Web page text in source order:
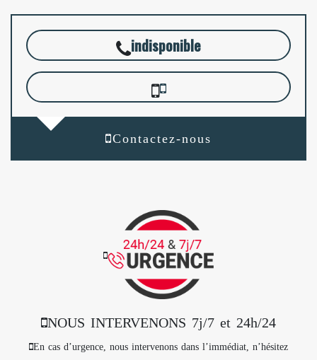
indisponible
Contactez-nous
NOUS INTERVENONS 7j/7 et 24h/24
En cas d’urgence, nous intervenons dans l’immédiat, n’hésitez